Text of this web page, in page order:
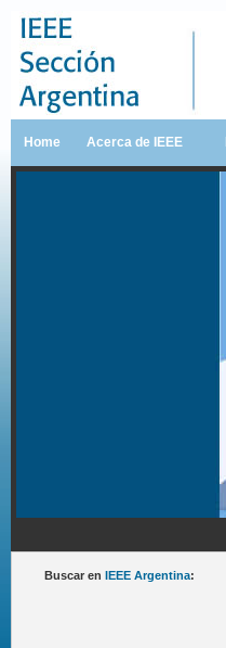
Home Acerca de IEEE
Buscar en IEEE Argentina: